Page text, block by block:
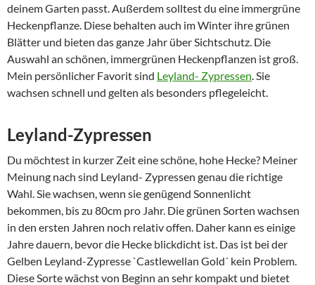
deinem Garten passt. Außerdem solltest du eine immergrüne
Heckenpflanze. Diese behalten auch im Winter ihre grünen
Blätter und bieten das ganze Jahr über Sichtschutz. Die
Auswahl an schönen, immergrünen Heckenpflanzen ist groß.
Mein persönlicher Favorit sind Leyland- Zypressen. Sie
wachsen schnell und gelten als besonders pflegeleicht.
Leyland-Zypressen
Du möchtest in kurzer Zeit eine schöne, hohe Hecke? Meiner
Meinung nach sind Leyland- Zypressen genau die richtige
Wahl. Sie wachsen, wenn sie genügend Sonnenlicht
bekommen, bis zu 80cm pro Jahr. Die grünen Sorten wachsen
in den ersten Jahren noch relativ offen. Daher kann es einige
Jahre dauern, bevor die Hecke blickdicht ist. Das ist bei der
Gelben Leyland-Zypresse `Castlewellan Gold´ kein Problem.
Diese Sorte wächst von Beginn an sehr kompakt und bietet